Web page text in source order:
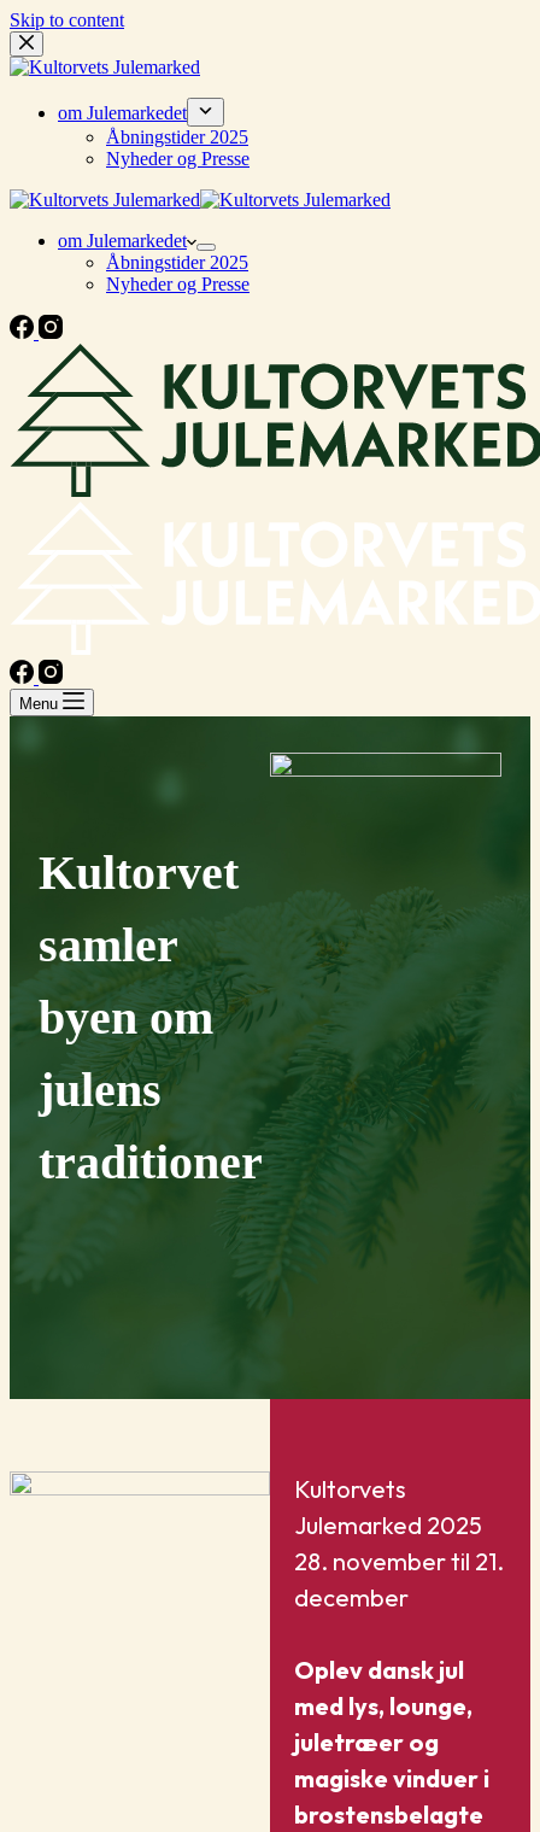
Skip to content
om Julemarkedet
Åbningstider 2025
Nyheder og Presse
om Julemarkedet
Åbningstider 2025
Nyheder og Presse
Menu
Kultorvet
samler
byen om
julens
traditioner
Kultorvets
Julemarked 2025
28. november til 21.
december
Oplev dansk jul
med lys, lounge,
juletræer og
magiske vinduer i
brostensbelagte